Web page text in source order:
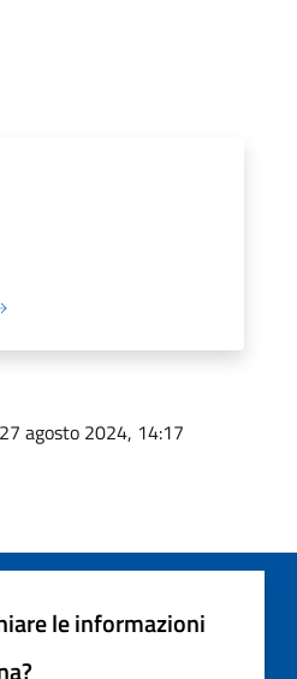
agosto 2024, 14:17
le informazioni